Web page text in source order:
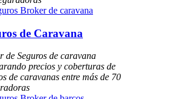
de Caravana
de Seguros de caravana
precios y coberturas de
de caravanas entre más de 70